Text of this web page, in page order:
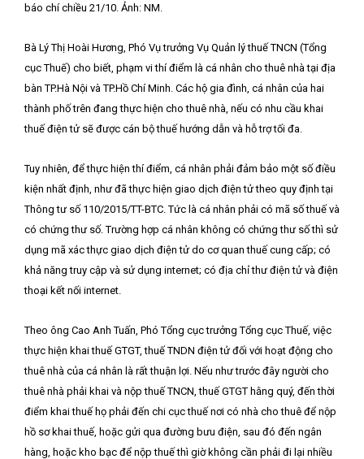
báo chí chiều 21/10. Ảnh: NM.
Bà Lý Thị Hoài Hương, Phó Vụ trưởng Vụ Quản lý thuế TNCN (Tổng
cục Thuế) cho biết, phạm vi thí điểm là cá nhân cho thuê nhà tại địa
bàn TP.Hà Nội và TP.Hồ Chí Minh. Các hộ gia đình, cá nhân của hai
thành phố trên đang thực hiện cho thuê nhà, nếu có nhu cầu khai
thuế điện tử sẽ được cán bộ thuế hướng dẫn và hỗ trợ tối đa.
Tuy nhiên, để thực hiện thí điểm, cá nhân phải đảm bảo một số điều
kiện nhất định, như đã thực hiện giao dịch điện tử theo quy định tại
Thông tư số 110/2015/TT-BTC. Tức là cá nhân phải có mã số thuế và
có chứng thư số. Trường hợp cá nhân không có chứng thư số thì sử
dụng mã xác thực giao dịch điện tử do cơ quan thuế cung cấp; có
khả năng truy cập và sử dụng internet; có địa chỉ thư điện tử và điện
thoại kết nối internet.
Theo ông Cao Anh Tuấn, Phó Tổng cục trưởng Tổng cục Thuế, việc
thực hiện khai thuế GTGT, thuế TNDN điện tử đối với hoạt động cho
thuê nhà của cá nhân là rất thuận lợi. Nếu như trước đây người cho
thuê nhà phải khai và nộp thuế TNCN, thuế GTGT hằng quý, đến thời
điểm khai thuế họ phải đến chi cục thuế nơi có nhà cho thuê để nộp
hồ sơ khai thuế, hoặc gửi qua đường bưu điện, sau đó đến ngân
hàng, hoặc kho bạc để nộp thuế thì giờ không cần phải đi lại nhiều